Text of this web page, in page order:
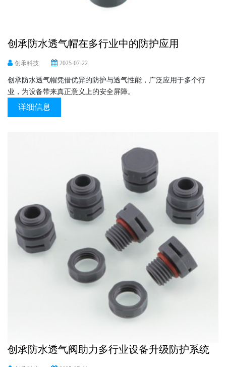
创承防水透气帽在多行业中的防护应用
创承科技 2025-07-22
创承防水透气帽凭借优异的防护与透气性能，广泛应用于多个行
业，为设备带来真正意义上的安全屏障。
详细信息
创承防水透气阀助力多行业设备升级防护系统